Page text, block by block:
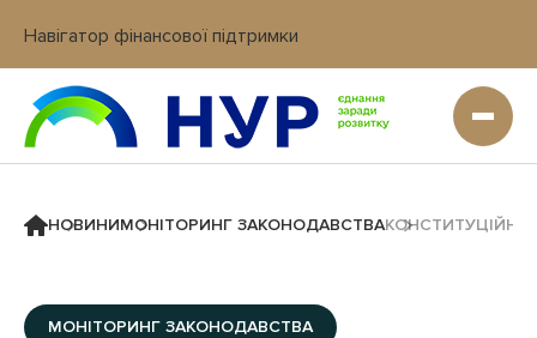
Навігатор фінансової підтримки
Вхід в кабінет IT платформи
НОВИНИМОНІТОРИНГ ЗАКОНОДАВСТВА
МОНІТОРИНГ ЗАКОНОДАВСТВА